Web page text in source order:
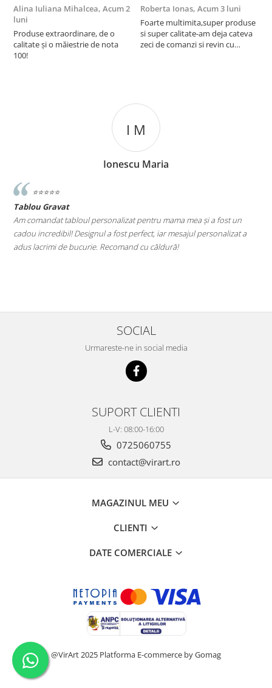
Alina Iuliana Mihalcea, Acum 2
luni
Produse extraordinare, de o
calitate și o măiestrie de nota
100!
Roberta Ionas, Acum 3 luni
Foarte multimita,super produse
si super calitate-am deja cateva
zeci de comanzi si revin cu
I M
Ionescu Maria
⭐️⭐️⭐️⭐️⭐️
Tablou Gravat
Am comandat tabloul personalizat pentru mama mea și a fost un
cadou incredibil! Designul a fost perfect, iar mesajul personalizat a
adus lacrimi de bucurie. Recomand cu căldură!
SOCIAL
Urmareste-ne in social media
SUPORT CLIENTI
L-V: 08:00-16:00
0725060755
contact@virart.ro
MAGAZINUL MEU
CLIENTI
DATE COMERCIALE
@VirArt 2025 Platforma E-commerce by Gomag